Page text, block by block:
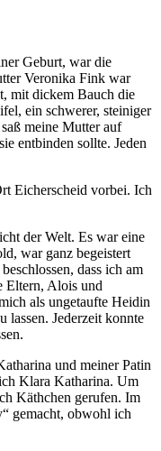
Geburt, war die
Veronika Fink war
mit dickem Bauch die
ein schwerer, steiniger
meine Mutter auf
entbinden sollte. Jeden
Eicherscheid vorbei. Ich
der Welt. Es war eine
war ganz begeistert
dass ich am
Eltern, Alois und
als ungetaufte Heidin
lassen. Jederzeit konnte
und meiner Patin
Klara Katharina. Um
Käthchen gerufen. Im
gemacht, obwohl ich